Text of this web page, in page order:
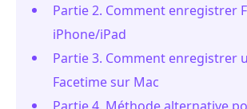
Partie 2. Comment enregistrer
iPhone/iPad
Partie 3. Comment enregistrer
Facetime sur Mac
Partie 4. Méthode alternative